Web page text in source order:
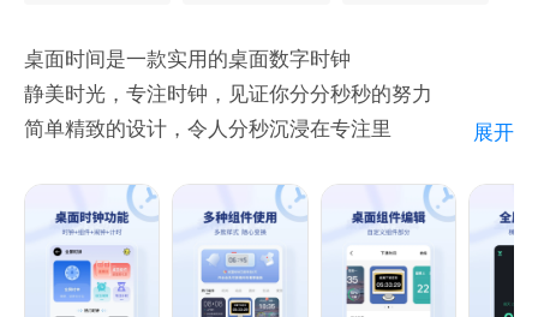
桌面时间是一款实用的桌面数字时钟
静美时光，专注时钟，见证你分分秒秒的努力
简单精致的设计，令人分秒沉浸在专注里
【背景皮肤】可更换背景图片
【专注模式】开启后进入倒计时模式；
【专注时长】可查看自己每日专注时间，以及以前的专
注时长；
展开